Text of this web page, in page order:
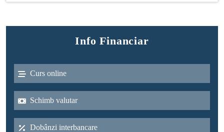
Info Financiar
Curs online
Schimb valutar
Dobânzi interbancare